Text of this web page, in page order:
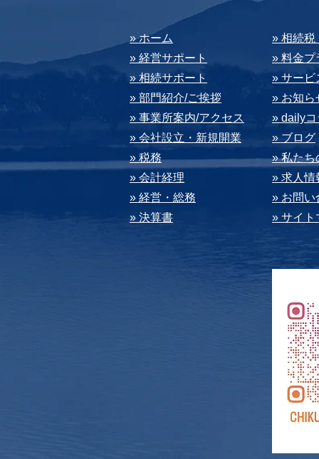
​» ホーム
» 経営サポート
» 相続サポート
» 部⾨紹介/ご挨拶
» 事業所案内/アクセス
» 会社設⽴・新規開業
» 税務
» 会計経理
» 経営・総務
» 決算書
​» 相続税
» 料⾦プ
» サービ
» お知ら
» dailyコ
» ブログ
» 私たち
» 求⼈情
» お問い
» サイト